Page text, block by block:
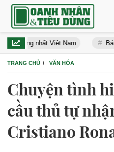
nhất Việt Nam Bán
TRANG CHỦ VĂN HÓA
Chuyện tình
cầu thủ tự
Cristiano